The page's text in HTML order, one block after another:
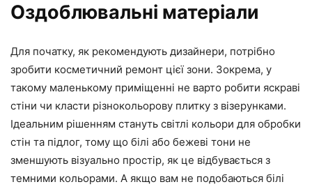
Оздоблювальні матеріали
Для початку, як рекомендують дизайнери, потрібно
зробити косметичний ремонт цієї зони. Зокрема, у
такому маленькому приміщенні не варто робити яскраві
стіни чи класти різнокольорову плитку з візерунками.
Ідеальним рішенням стануть світлі кольори для обробки
стін та підлог, тому що білі або бежеві тони не
зменшують візуально простір, як це відбувається з
темними кольорами. А якщо вам не подобаються білі